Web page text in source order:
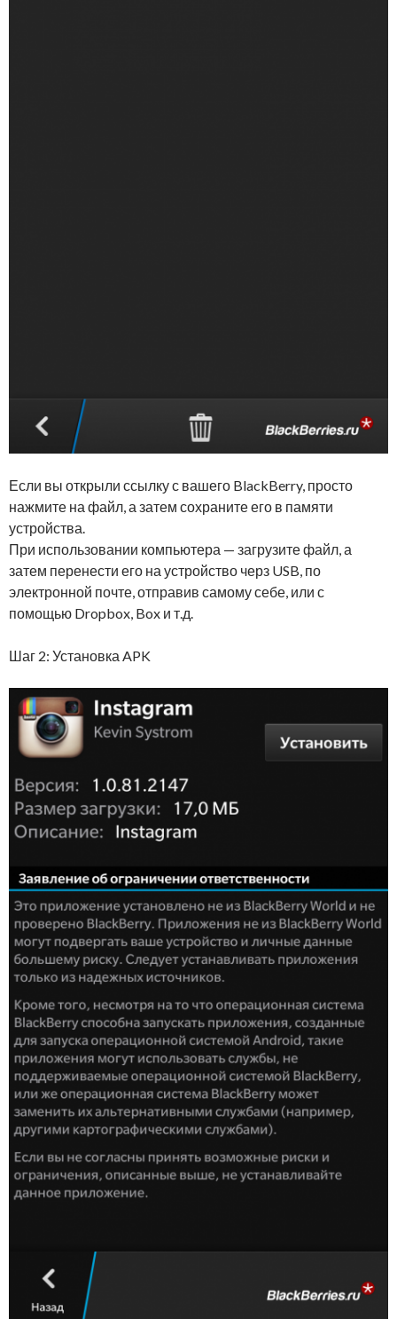
Если вы открыли ссылку с вашего BlackBerry, просто
нажмите на файл, а затем сохраните его в памяти
устройства.
При использовании компьютера — загрузите файл, а
затем перенести его на устройство черз USB, по
электронной почте, отправив самому себе, или с
помощью Dropbox, Box и т.д.
Шаг 2: Установка APK